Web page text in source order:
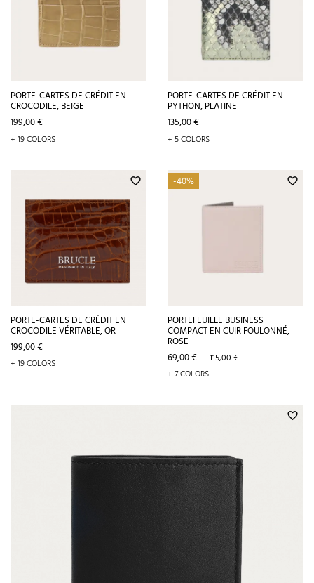
PORTE-CARTES DE CRÉDIT EN
CROCODILE, BEIGE
Prix
199,00 €
+ 19 COLORS
PORTE-CARTES DE CRÉDIT EN
PYTHON, PLATINE
Prix
135,00 €
+ 5 COLORS
favorite_border
PORTE-CARTES DE CRÉDIT EN
CROCODILE VÉRITABLE, OR
Prix
199,00 €
+ 19 COLORS
favorite_border
-40%
PORTEFEUILLE BUSINESS
COMPACT EN CUIR FOULONNÉ,
ROSE
Prix
69,00 € Prix
de
base
115,00 €
+ 7 COLORS
favorite_border